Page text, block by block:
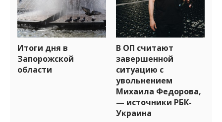
Итоги дня в
Запорожской
области
В ОП считают
завершенной
ситуацию с
увольнением
Михаила Федорова,
— источники РБК-
Украина